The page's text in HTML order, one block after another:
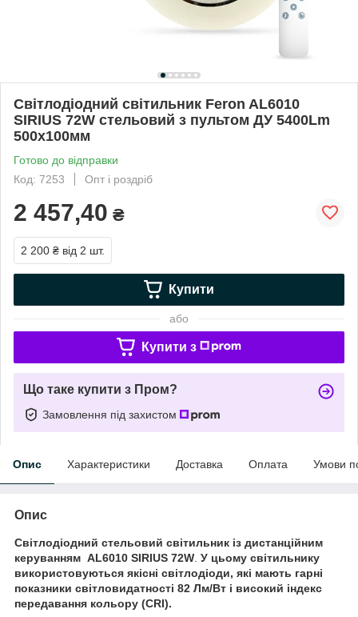
Світлодіодний світильник Feron AL6010
SIRIUS 72W стельовий з пультом ДУ 5400Lm
500х100мм
Готово до відправки
Код: 7253
Опт і роздріб
2 457,40 ₴
2 200 ₴ від 2 шт.
Купити
або
Купити з
Що таке купити з Пром?
Замовлення під захистом
Опис Характеристики Доставка Оплата Умови
Опис
Світлодіодний стельовий світильник із дистанційним
керуванням AL6010 SIRIUS 72W У цьому світильнику
використовуються якісні світлодіоди, які мають гарні
показники світловидатності 82 Лм/Вт і високий індекс
передавання кольору (CRI).